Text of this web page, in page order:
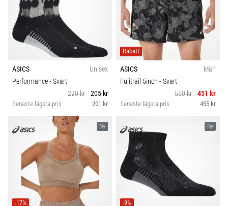
ASICS
Unisex
Performance- Svart
220 kr
205 kr
Senaste lägsta pris 201 kr
Rabatt
ASICS
Män
Fujitrail 5inch - Svart
550 kr
451 kr
Senaste lägsta pris 455 kr
Ny
-17%
Ny
-9%